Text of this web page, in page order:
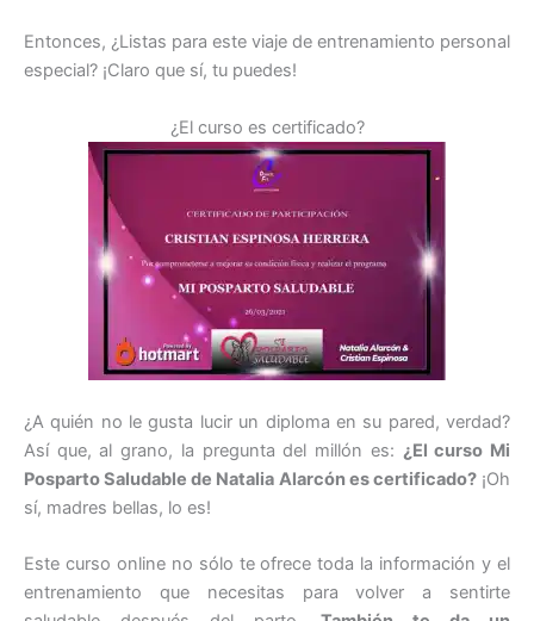
Entonces, ¿Listas para este viaje de entrenamiento personal
especial? ¡Claro que sí, tu puedes!
¿El curso es certificado?
¿A quién no le gusta lucir un diploma en su pared, verdad?
Así que, al grano, la pregunta del millón es: ¿El curso Mi
Posparto Saludable de Natalia Alarcón es certificado?¡Oh
sí, madres bellas, lo es!
Este curso online no sólo te ofrece toda la información y el
entrenamiento que necesitas para volver a sentirte